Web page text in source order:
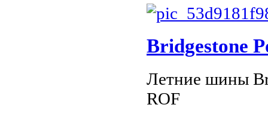
Bridgestone
Летние шины
ROF